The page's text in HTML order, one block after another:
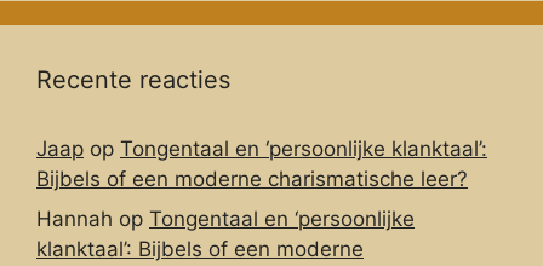
Recente reacties
Jaap op Tongentaal en ‘persoonlijke klanktaal’:
Bijbels of een moderne charismatische leer?
Hannah op Tongentaal en ‘persoonlijke
klanktaal’: Bijbels of een moderne